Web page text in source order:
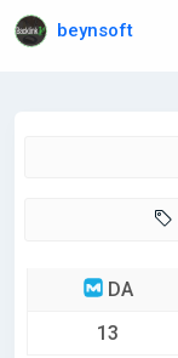
beynsoft
DA
13